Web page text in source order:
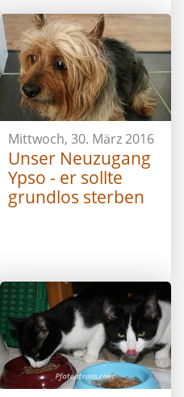
Mittwoch, 30. März 2016
Unser Neuzugang
Ypso - er sollte
grundlos sterben